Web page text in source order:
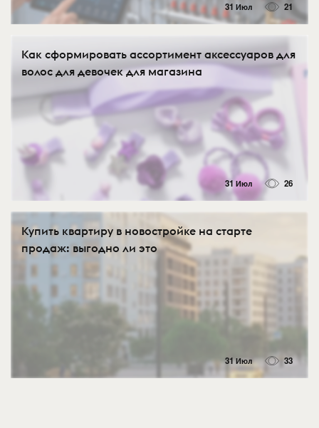
31 Июл 21
Как сформировать ассортимент аксессуаров для
волос для девочек для магазина
31 Июл 26
Купить квартиру в новостройке на старте
продаж: выгодно ли это
31 Июл 33